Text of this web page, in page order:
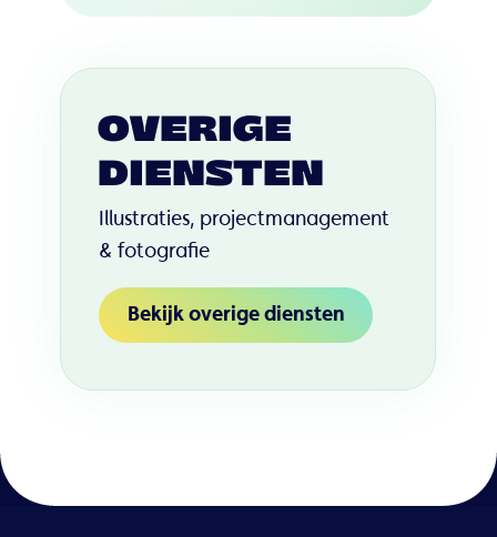
Illustraties, projectmanagement
& fotografie
OVERIGE
DIENSTEN
Bekijk overige diensten